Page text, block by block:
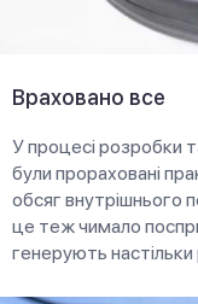
Враховано все
У процесі розробки
були прораховані
обсяг внутрішнього
це теж чимало
генерують настільки